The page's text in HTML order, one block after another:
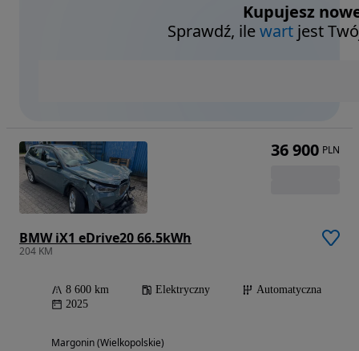
Kupujesz
Sprawdź, ilewart jest
BMW iX1 eDrive20 66.5kWh
204 KM
8 600 km Elektryczny
Automatyczna
2025
Margonin (Wielkopolskie)
36 900 PLN